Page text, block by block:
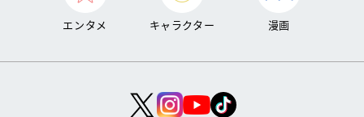
エンタメ キャラクター 漫画